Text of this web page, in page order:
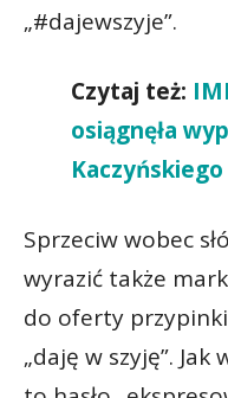
„#dajewszyje”.
Czytaj też:
osiągnęła
Sprzeciw wobec
wyrazić także
do oferty
„daję w szyję”.